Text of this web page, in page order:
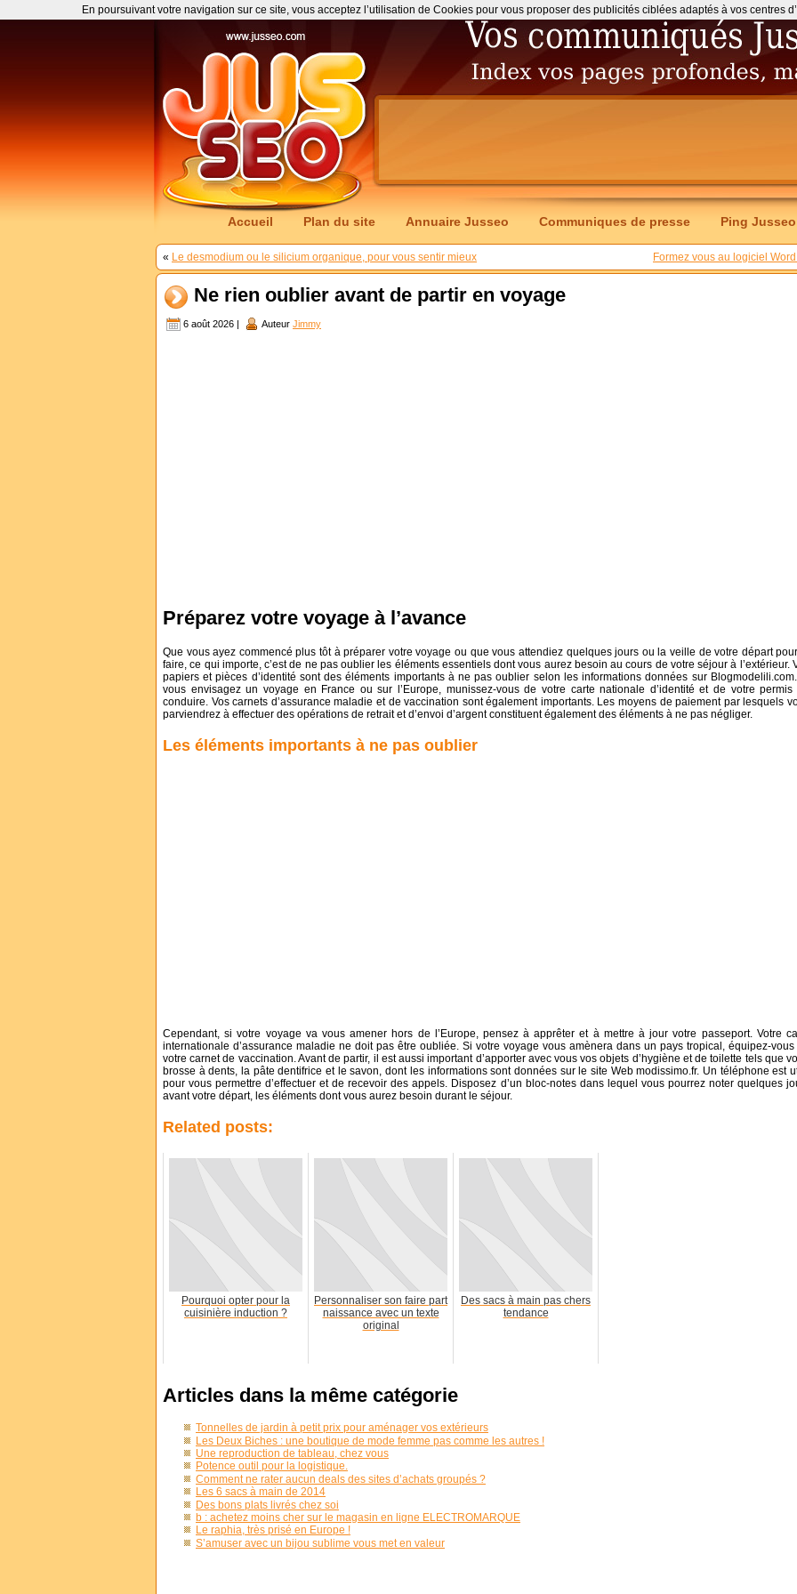
Accueil Plan du site Annuaire Jusseo Communiques de presse Ping Jusseo
« Le desmodium ou le silicium organique, pour vous sentir mieux Formez vous au logiciel
Ne rien oublier avant de partir en voyage
6 août 2026 | Auteur Jimmy
Préparez votre voyage à l’avance
Que vous ayez commencé plus tôt à préparer votre voyage ou que vous attendiez quelques jours ou la veille de votre départ
faire, ce qui importe, c’est de ne pas oublier les éléments essentiels dont vous aurez besoin au cours de votre séjour à l’extérieur.
papiers et pièces d’identité sont des éléments importants à ne pas oublier selon les informations données sur
vous envisagez un voyage en France ou sur l’Europe, munissez-vous de votre carte nationale d’identité et de votre permis
conduire. Vos carnets d’assurance maladie et de vaccination sont également importants. Les moyens de paiement par lesquels
parviendrez à effectuer des opérations de retrait et d’envoi d’argent constituent également des éléments à ne pas négliger.
Les éléments importants à ne pas oublier
Cependant, si votre voyage va vous amener hors de l’Europe, pensez à apprêter et à mettre à jour votre passeport. Votre
internationale d’assurance maladie ne doit pas être oubliée. Si votre voyage vous amènera dans un pays tropical, équipez-vous
votre carnet de vaccination. Avant de partir, il est aussi important d’apporter avec vous vos objets d’hygiène et de toilette tels que
brosse à dents, la pâte dentifrice et le savon, dont les informations sont données sur le site Web modissimo.fr. Un téléphone est
pour vous permettre d’effectuer et de recevoir des appels. Disposez d’un bloc-notes dans lequel vous pourrez noter quelques
avant votre départ, les éléments dont vous aurez besoin durant le séjour.
Related posts:
Pourquoi opter pour la
cuisinière induction ?
Personnaliser son faire part
naissance avec un texte
original
Des sacs à main pas chers
tendance
Articles dans la même catégorie
Tonnelles de jardin à petit prix pour aménager vos extérieurs
Les Deux Biches : une boutique de mode femme pas comme les autres !
Une reproduction de tableau, chez vous
Potence outil pour la logistique.
Comment ne rater aucun deals des sites d’achats groupés ?
Les 6 sacs à main de 2014
Des bons plats livrés chez soi
b : achetez moins cher sur le magasin en ligne ELECTROMARQUE
Le raphia, très prisé en Europe !
S’amuser avec un bijou sublime vous met en valeur
En poursuivant votre navigation sur ce site, vous acceptez l’utilisation de Cookies pour vous proposer des publicités ciblées adaptés à vos centres